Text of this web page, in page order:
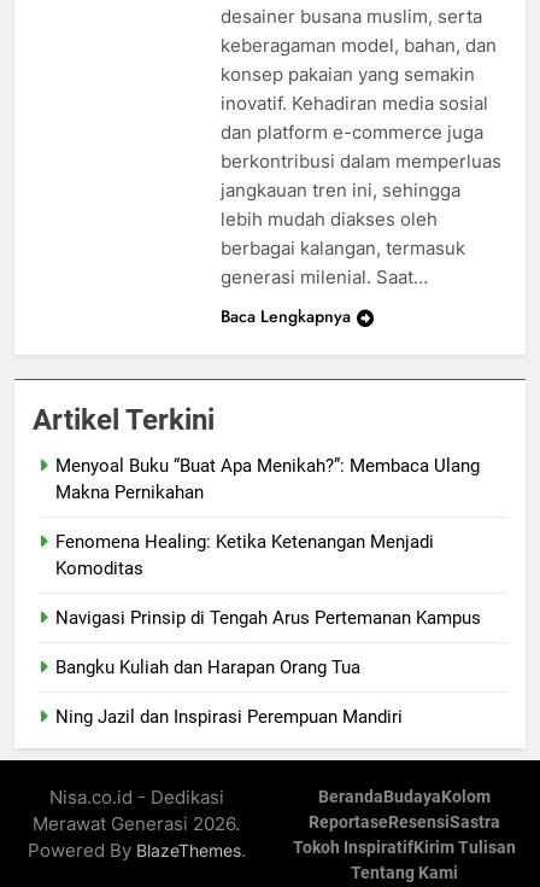
desainer busana muslim, serta
keberagaman model, bahan, dan
konsep pakaian yang semakin
inovatif. Kehadiran media sosial
dan platform e-commerce juga
berkontribusi dalam memperluas
jangkauan tren ini, sehingga
lebih mudah diakses oleh
berbagai kalangan, termasuk
generasi milenial. Saat…
Baca Lengkapnya
Artikel Terkini
Menyoal Buku “Buat Apa Menikah?”: Membaca Ulang
Makna Pernikahan
Fenomena Healing: Ketika Ketenangan Menjadi
Komoditas
Navigasi Prinsip di Tengah Arus Pertemanan Kampus
Bangku Kuliah dan Harapan Orang Tua
Ning Jazil dan Inspirasi Perempuan Mandiri
Nisa.co.id - Dedikasi
Merawat Generasi 2026.
Powered By BlazeThemes.
BerandaBudayaKolom
ReportaseResensiSastra
Tokoh InspiratifKirim Tulisan
Tentang Kami